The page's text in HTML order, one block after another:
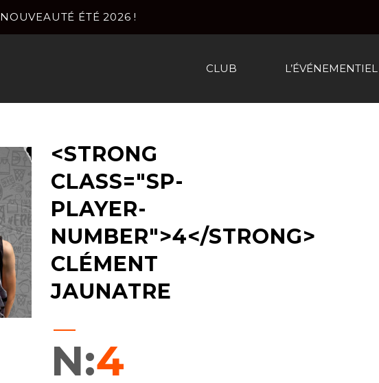
NOUVEAUTÉ ÉTÉ 2026 !
CLUB L’ÉVÉNEMENTIEL
<STRONG
CLASS="SP-
PLAYER-
NUMBER">4</STRONG>
CLÉMENT
JAUNATRE
N:4